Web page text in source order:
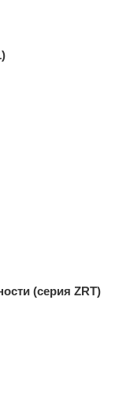
(серия ZRT)